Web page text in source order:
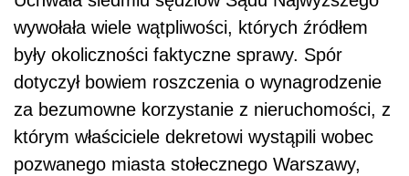
wywołała wiele wątpliwości, których źródłem
były okoliczności faktyczne sprawy. Spór
dotyczył bowiem roszczenia o wynagrodzenie
za bezumowne korzystanie z nieruchomości, z
którym właściciele dekretowi wystąpili wobec
pozwanego miasta stołecznego Warszawy,